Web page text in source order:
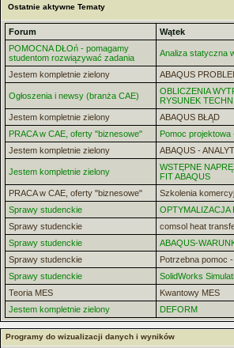
Ostatnie aktywne Tematy
Forum
Wątek
POMOCNA DŁOń - pomagamy
studentom rozwiązywać zadania
Analiza statyczna
Jestem kompletnie zielony ABAQUS
Ogłoszenia i newsy (branża CAE)
OBLICZENIA
RYSUNEK
Jestem kompletnie zielony
ABAQUS BŁĄD
PRACA w CAE, oferty "biznesowe"
Pomoc projektowa
Jestem kompletnie zielony
ABAQUS -
Jestem kompletnie zielony
WSTĘPNE
FIT ABAQUS
PRACA w CAE, oferty "biznesowe"
Szkolenia
Sprawy studenckie
OPTYMALIZACJA
Sprawy studenckie
comsol heat
Sprawy studenckie
ABAQUS-
Sprawy studenckie
Potrzebna pomoc
Sprawy studenckie
SolidWorks
Teoria MES
Kwantowy MES
Jestem kompletnie zielony
DEFORM
Programy do wizualizacji danych i wyników